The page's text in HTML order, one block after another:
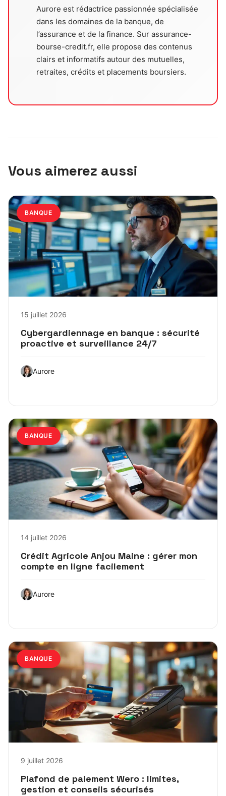
Aurore est rédactrice passionnée spécialisée
dans les domaines de la banque, de
l’assurance et de la finance. Sur assurance-
bourse-credit.fr, elle propose des contenus
clairs et informatifs autour des mutuelles,
retraites, crédits et placements boursiers.
Vous aimerez aussi
BANQUE
15 juillet 2026
Cybergardiennage en banque : sécurité
proactive et surveillance 24/7
Aurore
BANQUE
14 juillet 2026
Crédit Agricole Anjou Maine : gérer mon
compte en ligne facilement
Aurore
BANQUE
9 juillet 2026
Plafond de paiement Wero : limites,
gestion et conseils sécurisés